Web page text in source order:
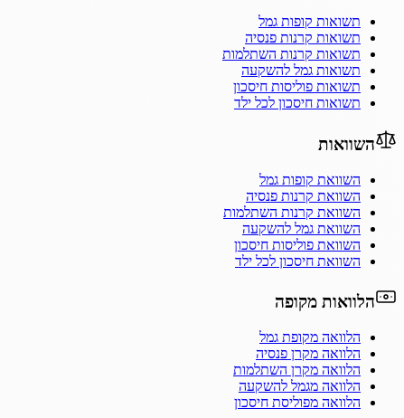
תשואות קופות גמל
תשואות קרנות פנסיה
תשואות קרנות השתלמות
תשואות גמל להשקעה
תשואות פוליסות חיסכון
תשואות חיסכון לכל ילד
השוואות
השוואת קופות גמל
השוואת קרנות פנסיה
השוואת קרנות השתלמות
השוואת גמל להשקעה
השוואת פוליסות חיסכון
השוואת חיסכון לכל ילד
הלוואות מקופה
הלוואה מקופת גמל
הלוואה מקרן פנסיה
הלוואה מקרן השתלמות
הלוואה מגמל להשקעה
הלוואה מפוליסת חיסכון